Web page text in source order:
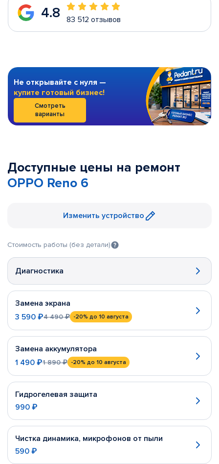
4.8 83 512 отзывов
Не открывайте с нуля —
купите готовый бизнес!
Смотреть
варианты
Доступные цены на ремонт
OPPO Reno 6
Изменить устройство
Стоимость работы (без детали)
Диагностика
Замена экрана
3 590 ₽4 490 ₽ -20% до 10 августа
Замена аккумулятора
1 490 ₽1 890 ₽ -20% до 10 августа
Гидрогелевая защита
990 ₽
Чистка динамика, микрофонов от пыли
590 ₽